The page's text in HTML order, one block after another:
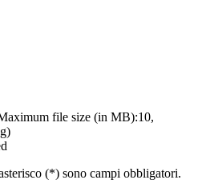
file size (in MB):10,
(*) sono campi obbligatori.